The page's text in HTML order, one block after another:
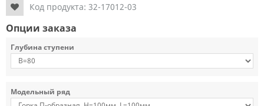
Код продукта: 32-17012-03
Опции заказа
Глубина ступени
Модельный ряд